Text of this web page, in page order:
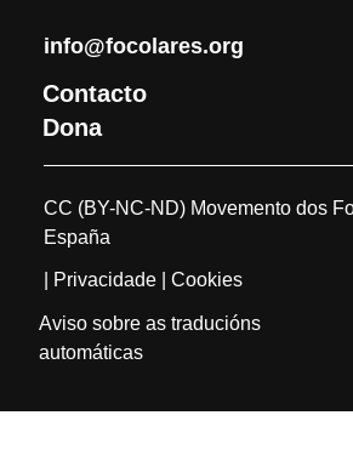
info@focolares.org
Contacto
Dona
CC (BY-NC-ND) Movemento dos
España
| Privacidade | Cookies
Aviso sobre as traducións
automáticas